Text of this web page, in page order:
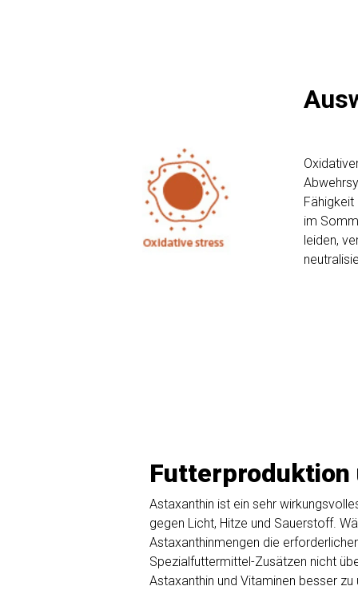
im
leiden,
Futterproduktion
Astaxanthin ist ein sehr
gegen Licht, Hitze und Sauerstoff.
Astaxanthinmengen die
Spezialfuttermittel-Zusätzen nicht
Astaxanthin und Vitaminen besser